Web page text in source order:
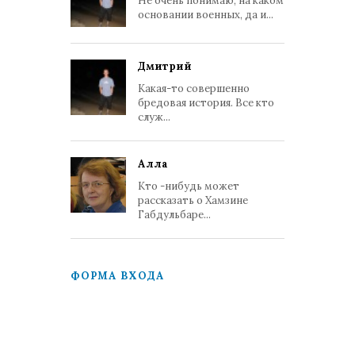
основании военных, да и...
Дмитрий
Какая-то совершенно
бредовая история. Все кто
служ...
Алла
Кто -нибудь может
рассказать о Хамзине
Габдульбаре...
ФОРМА ВХОДА